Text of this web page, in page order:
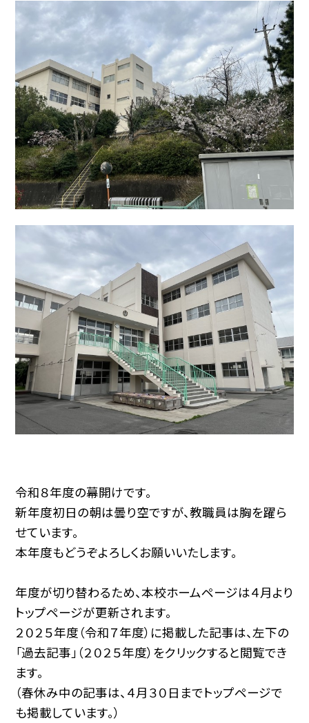
令和８年度の幕開けです。
新年度初日の朝は曇り空ですが、教職員は胸を躍ら
せています。
本年度もどうぞよろしくお願いいたします。
年度が切り替わるため、本校ホームページは４月より
トップページが更新されます。
２０２５年度（令和７年度）に掲載した記事は、左下の
「過去記事」（２０２５年度）をクリックすると閲覧でき
ます。
（春休み中の記事は、４月３０日までトップページで
も掲載しています。）